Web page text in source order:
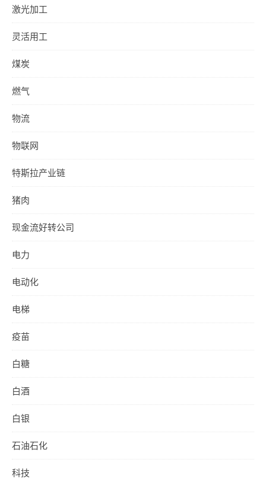
激光加工
灵活用工
煤炭
燃气
物流
物联网
特斯拉产业链
猪肉
现金流好转公司
电力
电动化
电梯
疫苗
白糖
白酒
白银
石油石化
科技